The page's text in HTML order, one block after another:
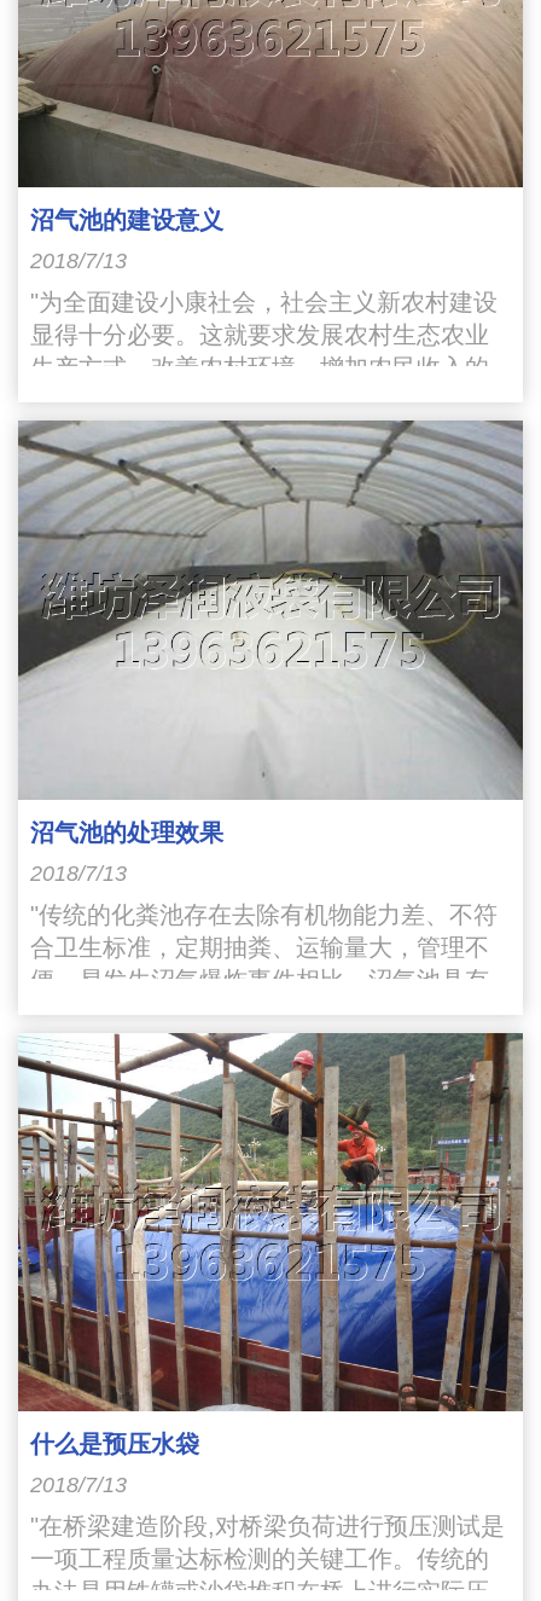
沼气池的建设意义
2018/7/13
"为全面建设小康社会，社会主义新农村建设
显得十分必要。这就要求发展农村生态农业
生产方式，改善农村环境，增加农民收入的
宏伟目标。其中综合利用沼气池就是改变农
村环境的一个重要途径"
沼气池的处理效果
2018/7/13
"传统的化粪池存在去除有机物能力差、不符
合卫生标准，定期抽粪、运输量大，管理不
便、易发生沼气爆炸事件相比，沼气池具有
以下有优越性：一是有机物去除率高，COD
去除率达78%以上"
什么是预压水袋
2018/7/13
"在桥梁建造阶段,对桥梁负荷进行预压测试是
一项工程质量达标检测的关键工作。传统的
办法是用铁罐或沙袋堆积在桥上进行实际压